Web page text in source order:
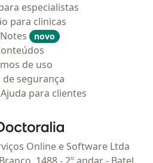
especialistas
para clinicas
novo
de uso
de segurança
para clientes
Doctoralia - Homepage
Online e Software Ltda